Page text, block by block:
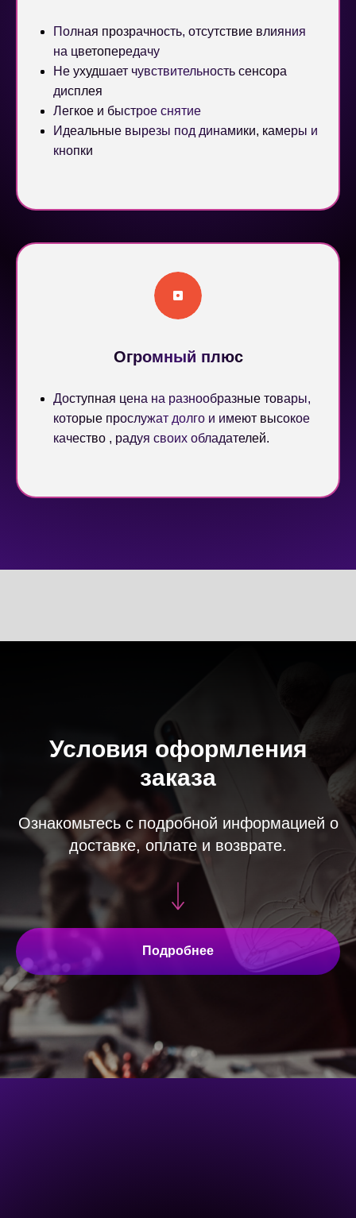
Полная прозрачность, отсутствие влияния
на цветопередачу
Не ухудшает чувствительность сенсора
дисплея
Легкое и быстрое снятие
Идеальные вырезы под динамики, камеры и
кнопки
Огромный плюс
Доступная цена на разнообразные товары,
которые прослужат долго и имеют высокое
качество , радуя своих обладателей.
Условия оформления
заказа
Ознакомьтесь с подробной информацией о
доставке, оплате и возврате.
Подробнее